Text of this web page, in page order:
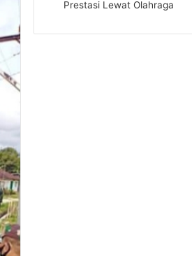
Prestasi Lewat Olahraga